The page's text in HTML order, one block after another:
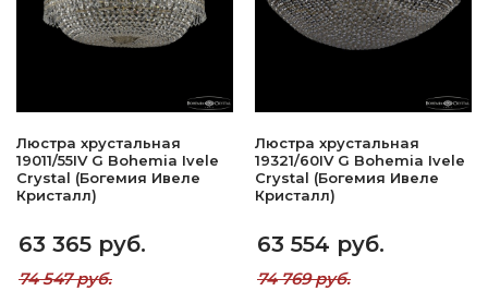
Люстра хрустальная
19011/55IV G Bohemia Ivele
Crystal (Богемия Ивеле
Кристалл)
63 365 руб.
74 547 руб.
Люстра хрустальная
19321/60IV G Bohemia Ivele
Crystal (Богемия Ивеле
Кристалл)
63 554 руб.
74 769 руб.